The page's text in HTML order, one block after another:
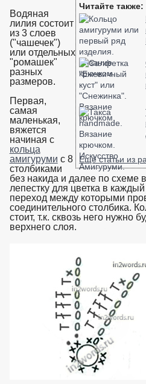
Читайте также:
Ещё статьи из
Водяная
лилия состоит
из 3 слоев
("чашечек")
или отдельных
"ромашек"
разных
размеров.
Первая,
самая
маленькая,
вяжется
начиная с
кольца
амигуруми с 8
столбиками
без накида и далее по схеме
лепестку для цветка в
переход между которыми
соединительного столбика.
стоит, т.к. сквозь него нужно
верхнего слоя.